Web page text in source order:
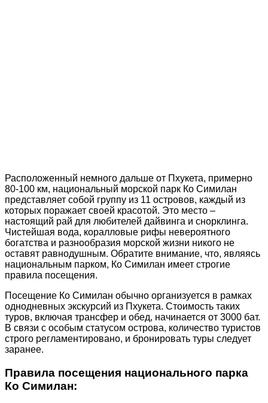
Расположенный немного дальше от Пхукета, примерно
80-100 км, национальный морской парк Ко Симилан
представляет собой группу из 11 островов, каждый из
которых поражает своей красотой. Это место –
настоящий рай для любителей дайвинга и снорклинга.
Чистейшая вода, коралловые рифы невероятного
богатства и разнообразия морской жизни никого не
оставят равнодушным. Обратите внимание, что, являясь
национальным парком, Ко Симилан имеет строгие
правила посещения.
Посещение Ко Симилан обычно организуется в рамках
однодневных экскурсий из Пхукета. Стоимость таких
туров, включая трансфер и обед, начинается от 3000 бат.
В связи с особым статусом острова, количество туристов
строго регламентировано, и бронировать туры следует
заранее.
Правила посещения национального парка
Ко Симилан: